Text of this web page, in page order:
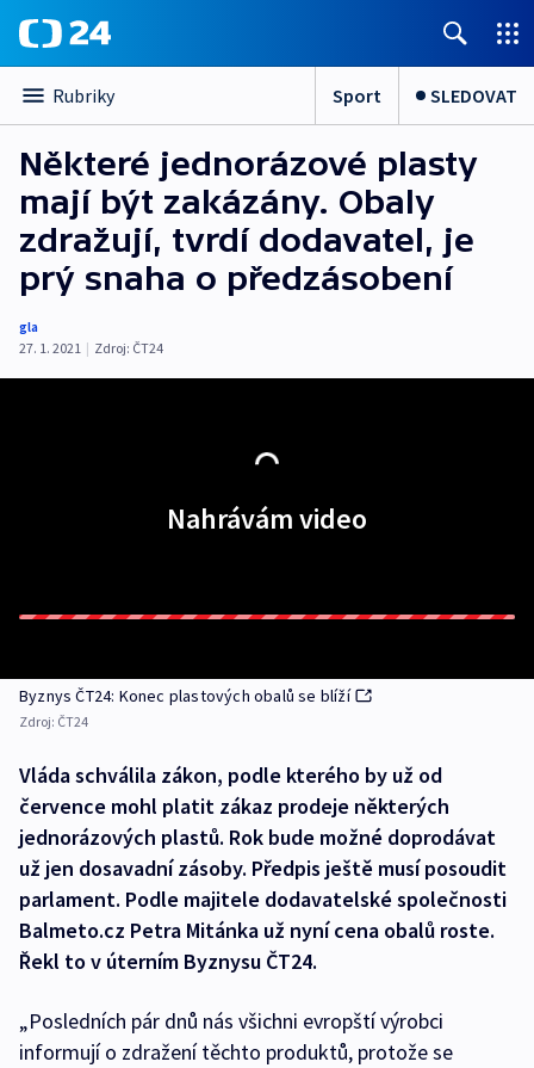
Rubriky Sport SLEDOVAT
Některé jednorázové plasty
mají být zakázány. Obaly
zdražují, tvrdí dodavatel, je
prý snaha o předzásobení
gla
27. 1. 2021 | Zdroj: ČT24
Nahrávám video
Byznys ČT24: Konec plastových obalů se blíží
Zdroj: ČT24
Vláda schválila zákon, podle kterého by už od
července mohl platit zákaz prodeje některých
jednorázových plastů. Rok bude možné doprodávat
už jen dosavadní zásoby. Předpis ještě musí posoudit
parlament. Podle majitele dodavatelské společnosti
Balmeto.cz Petra Mitánka už nyní cena obalů roste.
Řekl to v úterním Byznysu ČT24.
„Posledních pár dnů nás všichni evropští výrobci
informují o zdražení těchto produktů, protože se